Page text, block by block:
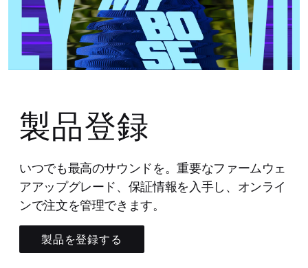
製品登録
いつでも最高のサウンドを。重要なファームウェ
アアップグレード、保証情報を入手し、オンライ
ンで注文を管理できます。
製品を登録する